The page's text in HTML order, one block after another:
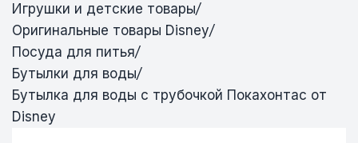
Игрушки и детские товары/
Оригинальные товары Disney/
Посуда для питья/
Бутылки для воды/
Бутылка для воды с трубочкой Покахонтас от
Disney